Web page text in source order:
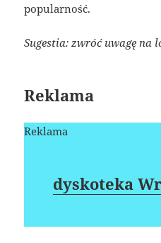
popularność.
Sugestia: zwróć uwagę na
Reklama
Reklama
dyskoteka